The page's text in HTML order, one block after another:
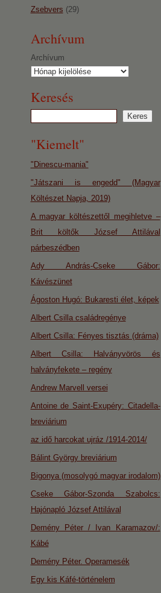
Zsebvers (29)
Archívum
Archívum
Keresés
"Kiemelt"
"Dinescu-mania"
"Játszani is engedd" (Magyar
Költészet Napja, 2019)
A magyar költészettől megihletve –
Brit költők József Attilával
párbeszédben
Ady András-Cseke Gábor:
Kávészünet
Ágoston Hugó: Bukaresti élet, képek
Albert Csilla családregénye
Albert Csilla: Fényes tisztás (dráma)
Albert Csilla: Halványvörös és
halványfekete – regény
Andrew Marvell versei
Antoine de Saint-Exupéry: Citadella-
breviárium
az idő harcokat ujráz /1914-2014/
Bálint György breviárium
Bigonya (mosolygó magyar irodalom)
Cseke Gábor-Szonda Szabolcs:
Hajónapló József Attilával
Demény Péter / Ivan Karamazov/:
Kábé
Demény Péter. Operamesék
Egy kis Káfé-történelem